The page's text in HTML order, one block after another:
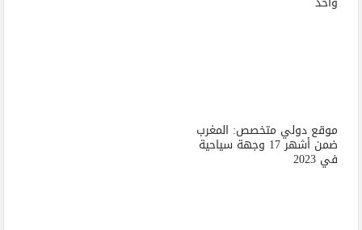
موقع دولي متخصص: المغرب
ضمن أشهر 17 وجهة سياحية
في 2023